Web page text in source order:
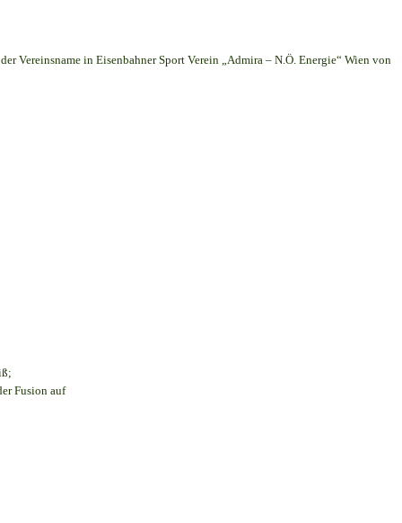
Vereinsname in Eisenbahner Sport Verein „Admira – N.Ö. Energie“ Wien von
Fusion auf